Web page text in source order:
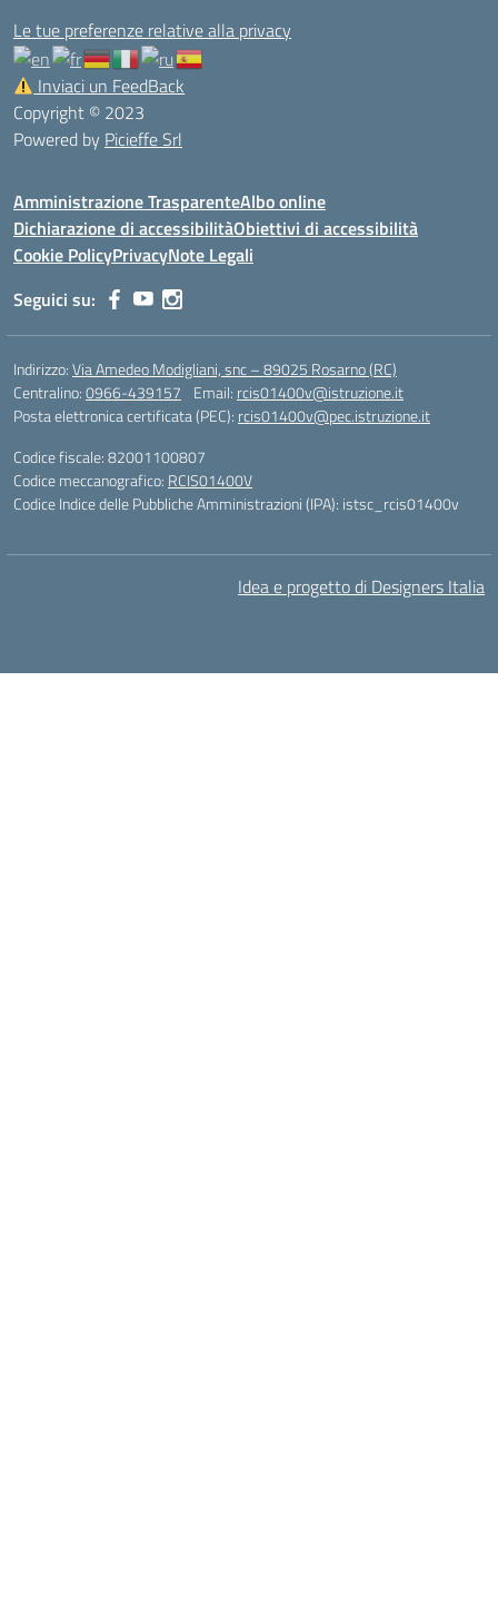
Le tue preferenze relative alla privacy
Inviaci un FeedBack
Copyright © 2023
Powered by Picieffe Srl
Amministrazione TrasparenteAlbo online
Dichiarazione di accessibilitàObiettivi di accessibilità
Cookie PolicyPrivacyNote Legali
Seguici su:
Indirizzo:Via Amedeo Modigliani, snc – 89025 Rosarno (RC)
Centralino:0966-439157 Email: rcis01400v@istruzione.it
Posta elettronica certificata (PEC): rcis01400v@pec.istruzione.it
Codice fiscale: 82001100807
Codice meccanografico: RCIS01400V
Codice Indice delle Pubbliche Amministrazioni (IPA): istsc_rcis01400v
Idea e progetto di Designers Italia